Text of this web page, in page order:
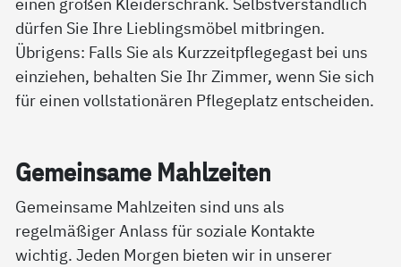
dürfen Sie Ihre Lieblingsmöbel mitbringen.
Übrigens: Falls Sie als Kurzzeitpflegegast bei uns
einziehen, behalten Sie Ihr Zimmer, wenn Sie sich
für einen vollstationären Pflegeplatz entscheiden.
Ge­mein­sa­me Mahl­zei­ten
Gemeinsame Mahlzeiten sind uns als
regelmäßiger Anlass für soziale Kontakte
wichtig. Jeden Morgen bieten wir in unserer